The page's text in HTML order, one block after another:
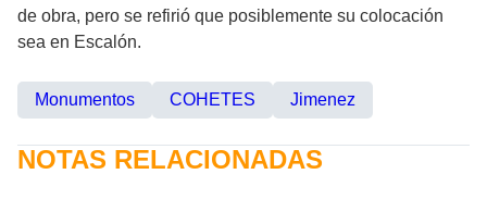
de obra, pero se refirió que posiblemente su colocación
sea en Escalón.
Monumentos COHETES Jimenez
NOTAS RELACIONADAS